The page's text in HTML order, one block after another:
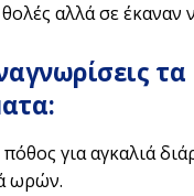
αλλά σε έκαναν
τα
για αγκαλιά
ωρών.